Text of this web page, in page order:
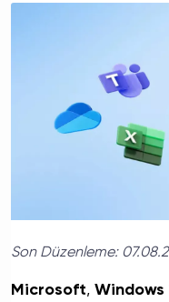
Son Düzenleme:
Microsoft,